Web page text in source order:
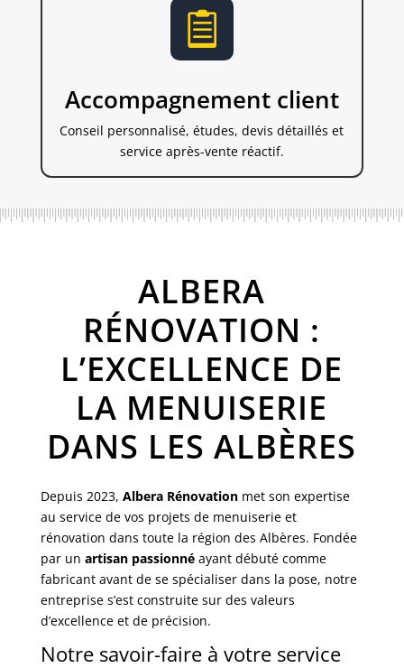

Accompagnement client
Conseil personnalisé, études, devis détaillés et
service après-vente réactif.
ALBERA
RÉNOVATION :
L’EXCELLENCE DE
LA MENUISERIE
DANS LES ALBÈRES
Depuis 2023, Albera Rénovationmet son expertise
au service de vos projets de menuiserie et
rénovation dans toute la région des Albères. Fondée
par un artisan passionnéayant débuté comme
fabricant avant de se spécialiser dans la pose, notre
entreprise s’est construite sur des valeurs
d’excellence et de précision.
Notre savoir-faire à votre service